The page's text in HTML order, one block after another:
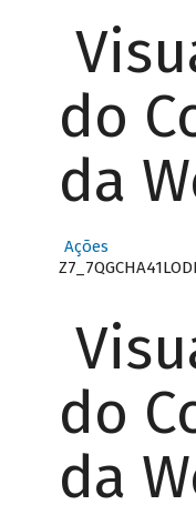
do
da
Ações
do
da